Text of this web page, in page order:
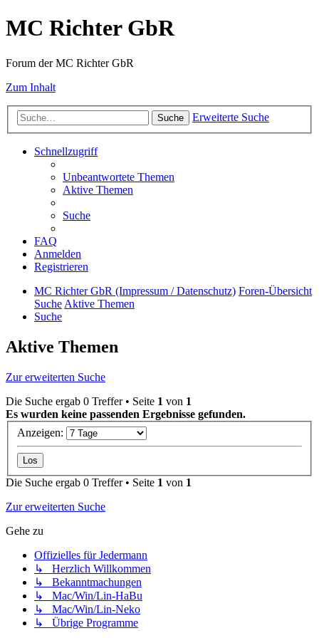
MC Richter GbR
Forum der MC Richter GbR
Zum Inhalt
Suche Erweiterte Suche
Schnellzugriff
Unbeantwortete Themen
Aktive Themen
Suche
FAQ
Anmelden
Registrieren
MC Richter GbR (Impressum / Datenschutz) Foren-Übersicht
SucheAktive Themen
Suche
Aktive Themen
Zur erweiterten Suche
Die Suche ergab 0 Treffer • Seite 1 von 1
Es wurden keine passenden Ergebnisse gefunden.
Anzeigen:
Die Suche ergab 0 Treffer • Seite 1 von 1
Zur erweiterten Suche
Gehe zu
Offizielles für Jedermann
↳ Herzlich Willkommen
↳ Bekanntmachungen
↳ Mac/Win/Lin-HaBu
↳ Mac/Win/Lin-Neko
↳ Übrige Programme